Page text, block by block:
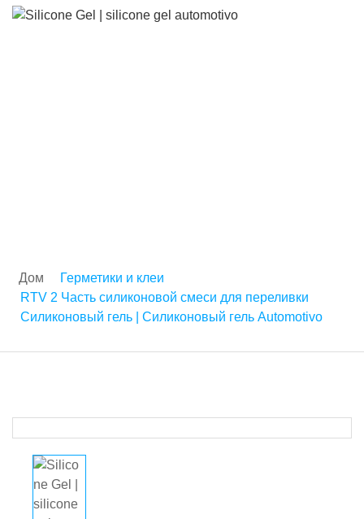
Дом
Герметики и клеи
RTV 2 Часть силиконовой смеси для переливки
Силиконовый гель | Силиконовый гель Automotivo